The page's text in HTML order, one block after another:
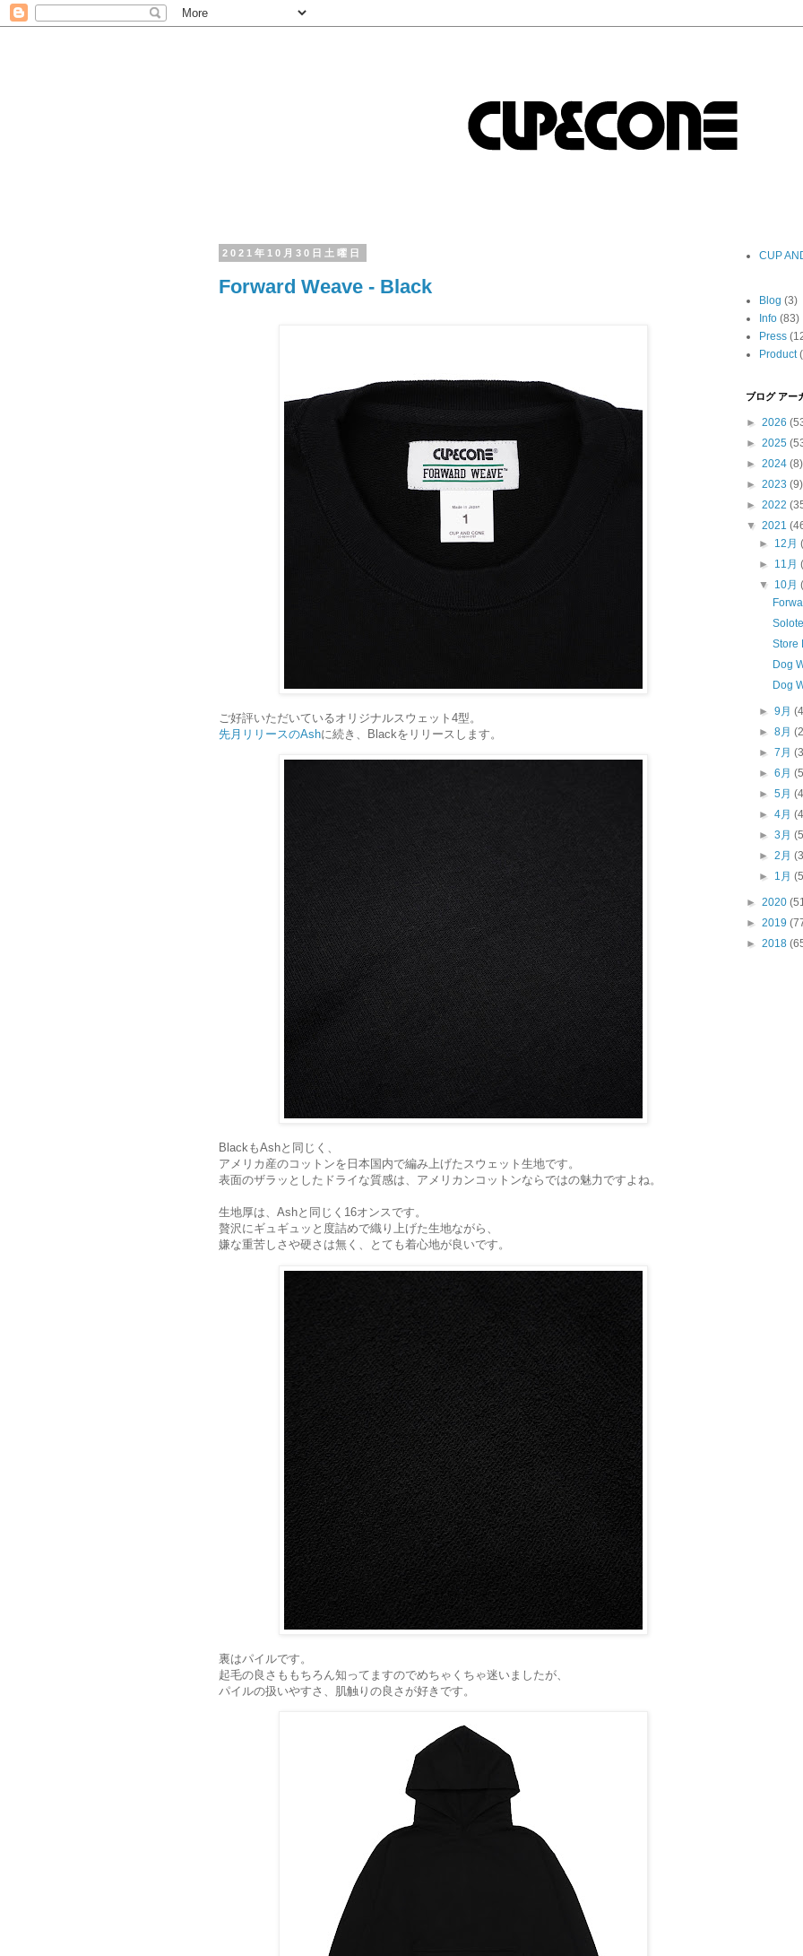
2021年10月30日土曜日
Forward Weave - Black
ご好評いただいているオリジナルスウェット4型。
先月リリースのAshに続き、Blackをリリースします。
BlackもAshと同じく、
アメリカ産のコットンを日本国内で編み上げたスウェット生地です。
表面のザラッとしたドライな質感は、アメリカンコットンならではの魅力ですよね。
生地厚は、Ashと同じく16オンスです。
贅沢にギュギュッと度詰めで織り上げた生地ながら、
嫌な重苦しさや硬さは無く、とても着心地が良いです。
裏はパイルです。
起毛の良さももちろん知ってますのでめちゃくちゃ迷いましたが、
パイルの扱いやすさ、肌触りの良さが好きです。
CUP
Blog (3)
Info (83)
Press
Product
ブログ アー
► 2026
► 2025
► 2024 (8)
► 2023 (9)
► 2022
▼ 2021
► 12月
► 11月
▼ 10月
Store
Dog
Dog
►9月
►8月
►7月
►6月
►5月
►4月
►3月
►2月
► 1月
► 2020
► 2019
► 2018